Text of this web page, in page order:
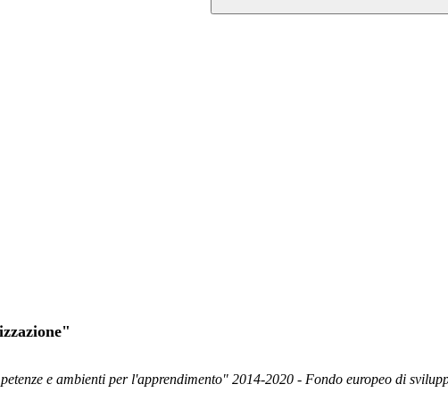
e ambienti per l'apprendimento" 2014-2020 - Fondo europeo di